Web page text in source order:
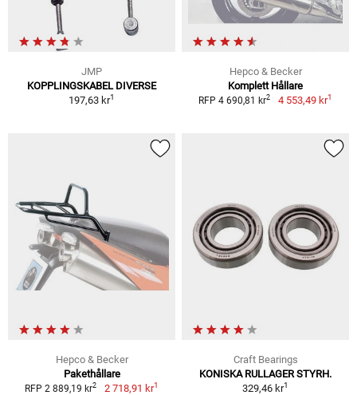
JMP
KOPPLINGSKABEL DIVERSE
197,63 kr1
Hepco & Becker
Komplett Hållare
RFP 4 690,81 kr2 4 553,49 kr1
Hepco & Becker
Pakethållare
RFP 2 889,19 kr2 2 718,91 kr1
Craft Bearings
KONISKA RULLAGER STYRH.
329,46 kr1